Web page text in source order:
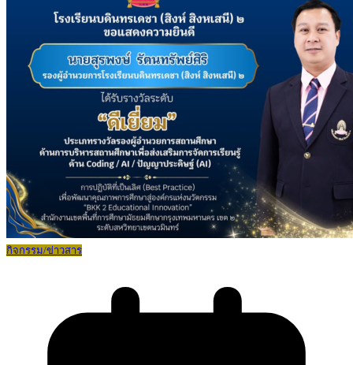
กิจกรรม/ข่าวสาร